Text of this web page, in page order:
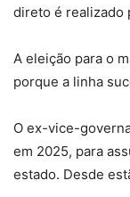
direto é realizado
A eleição para o
porque a linha
O ex-vice-
em 2025, para
estado. Desde